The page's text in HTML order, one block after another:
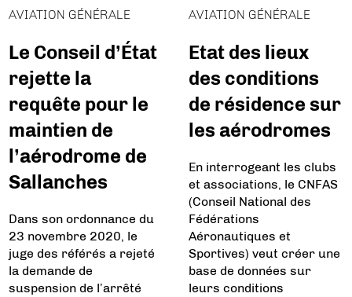
AVIATION GÉNÉRALE
Le Conseil d’État
rejette la
requête pour le
maintien de
l’aérodrome de
Sallanches
Dans son ordonnance du
23 novembre 2020, le
juge des référés a rejeté
la demande de
suspension de l’arrêté
AVIATION GÉNÉRALE
Etat des lieux
des conditions
de résidence sur
les aérodromes
En interrogeant les clubs
et associations, le CNFAS
(Conseil National des
Fédérations
Aéronautiques et
Sportives) veut créer une
base de données sur
leurs conditions